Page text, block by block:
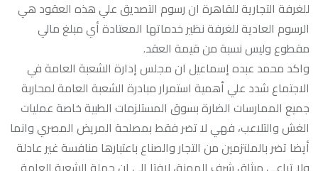
للغرفة التجارية للقاهرة ان رسوم التصديق علي هذه العقود هي
الرسوم العادية للغرفة نظير خدماتها المعتادة أي مبلغ مالي
مقطوع وليس نسبة من قيمة العقد.
واكد محمد عبده إسماعيل ان مجلس إدارة الشعبة العامة في
الاجتماع شدد علي أهمية استمرار مبادرة الشعبة العامة لمحاربة
جميع الممارسات الضارة بسوق المستلزمات الطبية خاصة عمليات
الغش والتلاعب، فهي لا تضر فقط بمصلحة المريض المصري وانما
أيضا تضر بالملتزمين من التجار والصناع باعتبارها منافسة غير عادلة